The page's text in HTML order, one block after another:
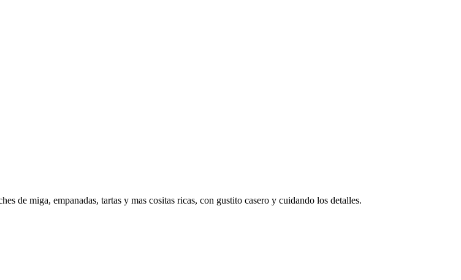
de miga, empanadas, tartas y mas cositas ricas, con gustito casero y cuidando los detalles.